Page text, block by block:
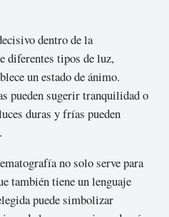
dentro de la
diferentes tipos de luz,
un estado de ánimo.
pueden sugerir tranquilidad o
duras y frías pueden
no solo serve para
también tiene un lenguaje
puede simbolizar